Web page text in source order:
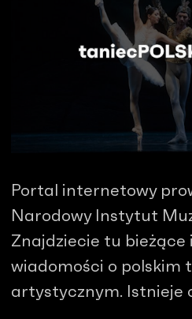
Portal internetowy
Narodowy Instytut
Znajdziecie tu bieżące
wiadomości o polskim
artystycznym. Istnieje